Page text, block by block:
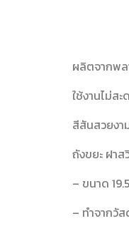
ผลิตจากพล
ใช้งานไม่ส
สีสันสวยงา
ถังขยะ ฝา
– ขนาด
– ทำจากวั